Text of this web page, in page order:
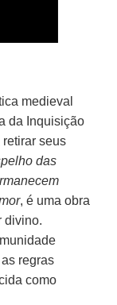
medieval
da Inquisição
seus
das
, é uma obra
divino.
regras
como